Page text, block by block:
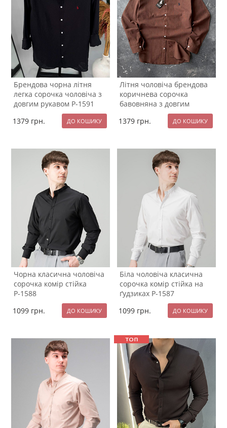
Брендова чорна літня
легка сорочка чоловіча з
довгим рукавом Р-1591
1379 грн.
Літня чоловіча брендова
коричнева сорочка
бавовняна з довгим
рукавом Р-1590
1379 грн.
Чорна класична чоловіча
сорочка комір стійка
Р-1588
1099 грн.
Біла чоловіча класична
сорочка комір стійка на
ґудзиках Р-1587
1099 грн.